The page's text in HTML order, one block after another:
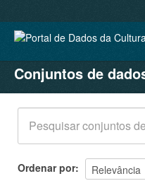
CONJUNTOS DE DADOS
ORGANIZAÇÕES
GRUPOS
SOBRE
Conjuntos de
Ordenar por